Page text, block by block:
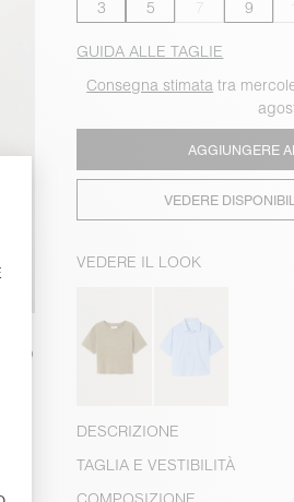
3 5 9
GUIDA ALLE TAGLIE
Consegna stimata tra
AGGIUNGERE
VEDERE
VEDERE IL LOOK
DESCRIZIONE
TAGLIA E VESTIBILITÀ